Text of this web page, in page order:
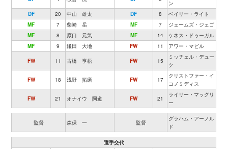
ン
DF
20 中山 雄太 DF 8
ベイリー・ライト
MF
7 柴崎 岳 MF 7
ジェームズ・ジェゴ
MF
8 原口 元気 MF 14
ケネス・ドゥーガル
MF
9 鎌田 大地 FW 11 アワー・マビル
FW 11 古橋 亨梧 FW 15
ミッチェル・デュー
ク
FW 18 浅野 拓磨 FW 17
クリストファー・イ
コノミディス
FW 21 オナイウ 阿道 FW 21
ライリー・マッグリ
ー
監督 森保 一 監督
グラハム・アーノル
ド
選手交代